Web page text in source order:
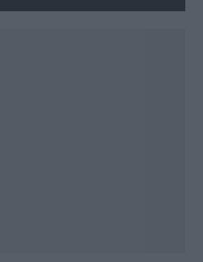
(βίντεο)